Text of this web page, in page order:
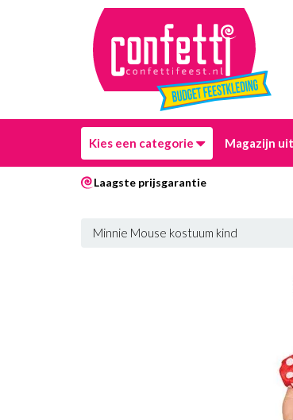
Kies een categorie Magazijn
Laagste prijsgarantie
Minnie Mouse kostuum kind